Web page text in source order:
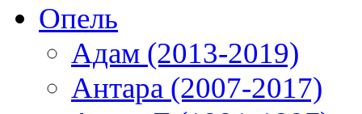
Опель
Адам (2013-2019)
Антара (2007-2017)